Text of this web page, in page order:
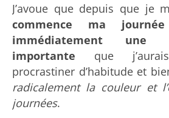
J’avoue que depuis que je
commence ma
immédiatement une
importante que
procrastiner d’habitude et
radicalement la couleur et
journées.